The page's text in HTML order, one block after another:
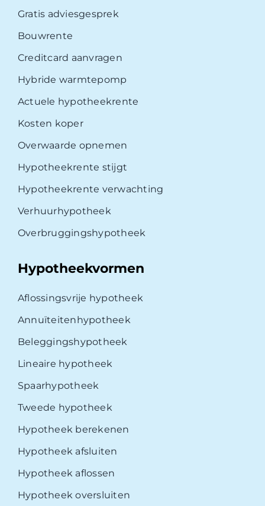
Gratis adviesgesprek
Bouwrente
Creditcard aanvragen
Hybride warmtepomp
Actuele hypotheekrente
Kosten koper
Overwaarde opnemen
Hypotheekrente stijgt
Hypotheekrente verwachting
Verhuurhypotheek
Overbruggingshypotheek
Hypotheekvormen
Aflossingsvrije hypotheek
Annuïteitenhypotheek
Beleggingshypotheek
Lineaire hypotheek
Spaarhypotheek
Tweede hypotheek
Hypotheek berekenen
Hypotheek afsluiten
Hypotheek aflossen
Hypotheek oversluiten